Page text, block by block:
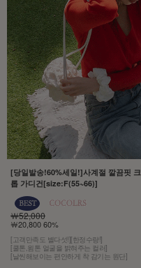
[당일발송!60%세일!]사계절 깔끔핏 크
롭 가디건[size:F(55~66)]
￦52,000
￦20,800 60%
[고객만족도 별다섯!][한정수량!]
[쿨톤,윔톤 얼굴을 밝혀주는 컬러]
[날씬해보이는 편안하게 착 감기는 원단]